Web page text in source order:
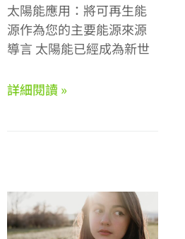
太陽能應用：將可再生能
源作為您的主要能源來源
導言 太陽能已經成為新世
詳細閱讀 »